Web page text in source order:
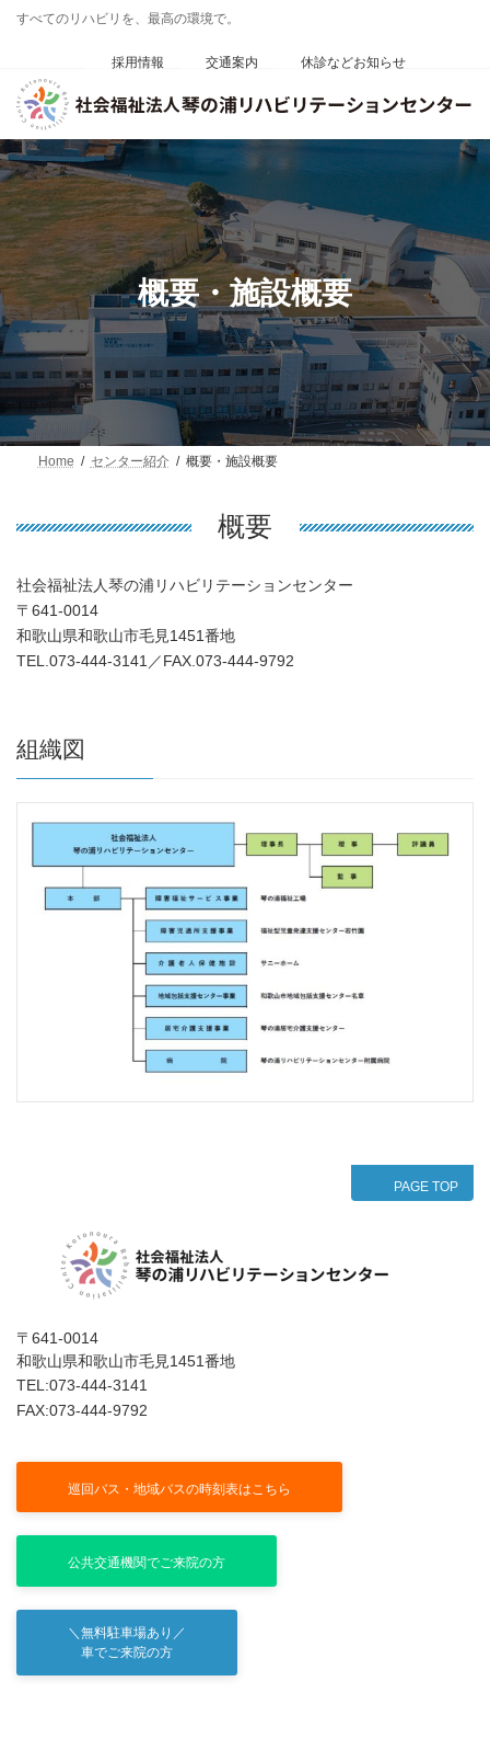
キ
ッ
プ
に
移
動
すべてのリハビリを、最高の環境で。
採用情報 交通案内 休診などお知らせ
概要・施設概要
Home センター紹介 概要・施設概要
概要
社会福祉法人琴の浦リハビリテーションセンター
〒641-0014
和歌山県和歌山市毛見1451番地
TEL.073-444-3141／FAX.073-444-9792
組織図
PAGE TOP
〒641-0014
和歌山県和歌山市毛見1451番地
TEL:073-444-3141
FAX:073-444-9792
巡回バス・地域バスの時刻表はこちら
公共交通機関でご来院の方
＼無料駐車場あり／
車でご来院の方